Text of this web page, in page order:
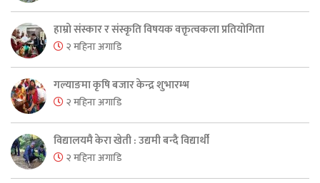
हाम्रो संस्कार र संस्कृति विषयक वक्तृत्वकला प्रतियोगिता
२ महिना अगाडि
गल्याङमा कृषि बजार केन्द्र शुभारम्भ
२ महिना अगाडि
विद्यालयमै केरा खेती : उद्यमी बन्दै विद्यार्थी
२ महिना अगाडि